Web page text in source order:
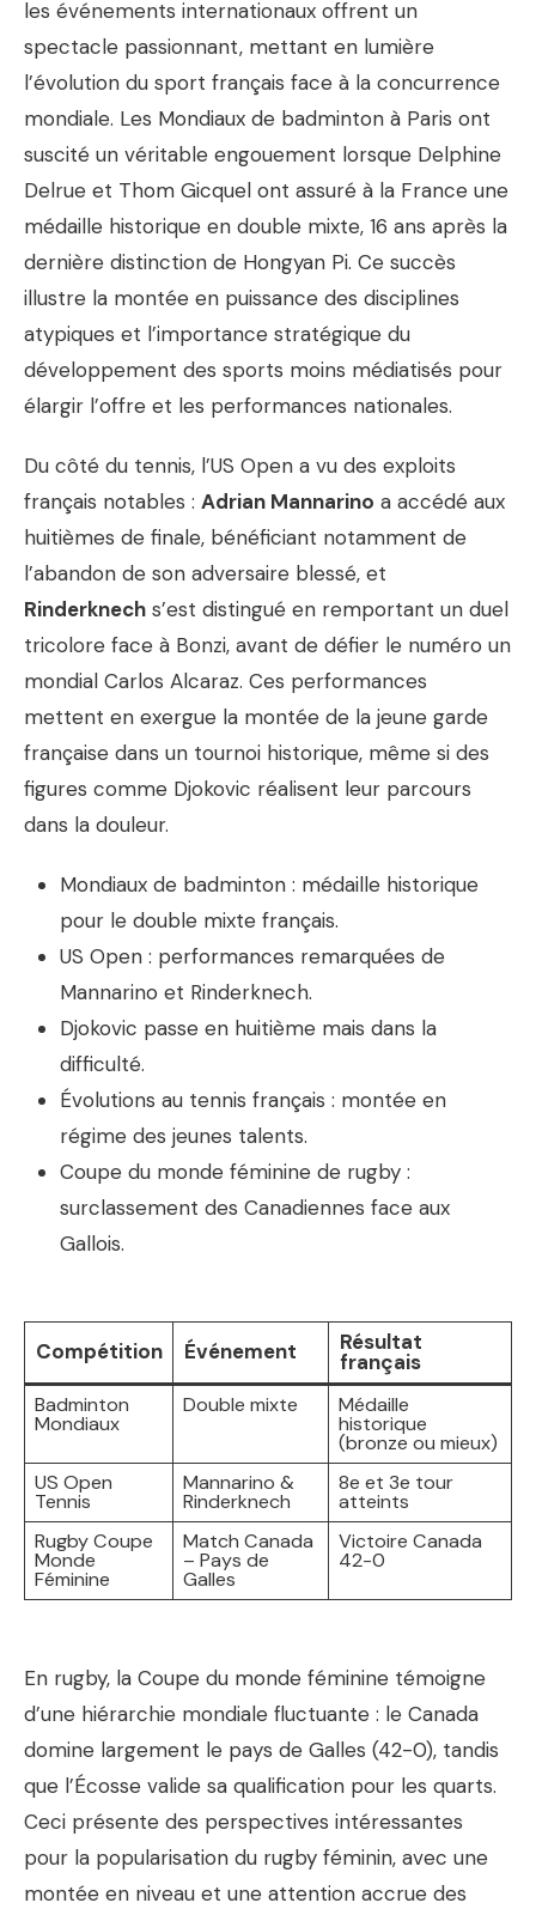
les événements internationaux offrent un
spectacle passionnant, mettant en lumière
l’évolution du sport français face à la concurrence
mondiale. Les Mondiaux de badminton à Paris ont
suscité un véritable engouement lorsque Delphine
Delrue et Thom Gicquel ont assuré à la France une
médaille historique en double mixte, 16 ans après la
dernière distinction de Hongyan Pi. Ce succès
illustre la montée en puissance des disciplines
atypiques et l’importance stratégique du
développement des sports moins médiatisés pour
élargir l’offre et les performances nationales.
Du côté du tennis, l’US Open a vu des exploits
français notables : Adrian Mannarino a accédé aux
huitièmes de finale, bénéficiant notamment de
l’abandon de son adversaire blessé, et
Rinderknech s’est distingué en remportant un duel
tricolore face à Bonzi, avant de défier le numéro un
mondial Carlos Alcaraz. Ces performances
mettent en exergue la montée de la jeune garde
française dans un tournoi historique, même si des
figures comme Djokovic réalisent leur parcours
dans la douleur.
Mondiaux de badminton : médaille historique
pour le double mixte français.
US Open : performances remarquées de
Mannarino et Rinderknech.
Djokovic passe en huitième mais dans la
difficulté.
Évolutions au tennis français : montée en
régime des jeunes talents.
Coupe du monde féminine de rugby :
surclassement des Canadiennes face aux
Gallois.
Compétition Événement Résultat
français
Badminton
Mondiaux
Double mixte Médaille
historique
(bronze ou mieux)
US Open
Tennis
Mannarino &
Rinderknech
8e et 3e tour
atteints
Rugby Coupe
Monde
Féminine
Match Canada
– Pays de
Galles
Victoire Canada
42-0
En rugby, la Coupe du monde féminine témoigne
d’une hiérarchie mondiale fluctuante : le Canada
domine largement le pays de Galles (42-0), tandis
que l’Écosse valide sa qualification pour les quarts.
Ceci présente des perspectives intéressantes
pour la popularisation du rugby féminin, avec une
montée en niveau et une attention accrue des